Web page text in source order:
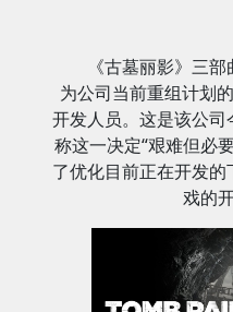
《古墓丽影》三
为公司当前重组计划
开发人员。这是该公
称这一决定“艰难但必
了优化目前正在开发
戏的